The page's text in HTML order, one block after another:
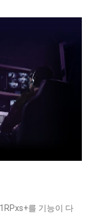
를 기능이 다